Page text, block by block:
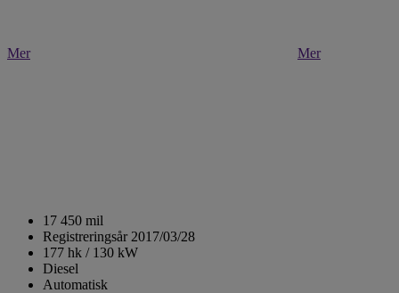
Mer Mer
17 450 mil
Registreringsår 2017/03/28
177 hk / 130 kW
Diesel
Automatisk